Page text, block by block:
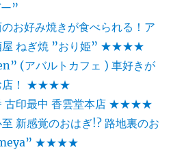
”
のお好み焼きが食べられる！ア
屋 ねぎ焼 ”おり姫” ★★★★
(アバルトカフェ ) 車好きが
店！ ★★★★
古印最中 香雲堂本店 ★★★★
至 新感覚のおはぎ!? 路地裏のお
★★★★